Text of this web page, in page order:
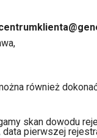
również
skan dowodu
pierwszej